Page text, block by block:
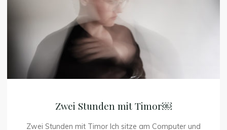
Zwei Stunden mit Timor￼
Zwei Stunden mit Timor Ich sitze am Computer und